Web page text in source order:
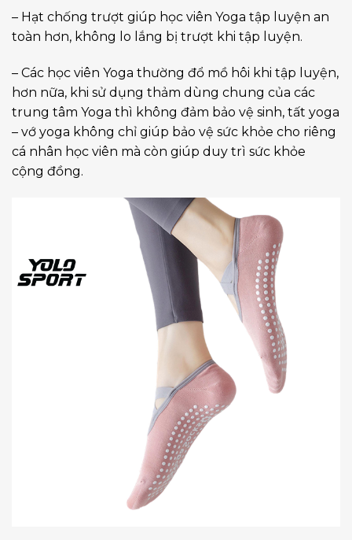
– Hạt chống trượt giúp học viên Yoga tập luyện an
toàn hơn, không lo lắng bị trượt khi tập luyện.
– Các học viên Yoga thường đổ mồ hôi khi tập luyện,
hơn nữa, khi sử dụng thảm dùng chung của các
trung tâm Yoga thì không đảm bảo vệ sinh, tất yoga
– vớ yoga không chỉ giúp bảo vệ sức khỏe cho riêng
cá nhân học viên mà còn giúp duy trì sức khỏe
cộng đồng.